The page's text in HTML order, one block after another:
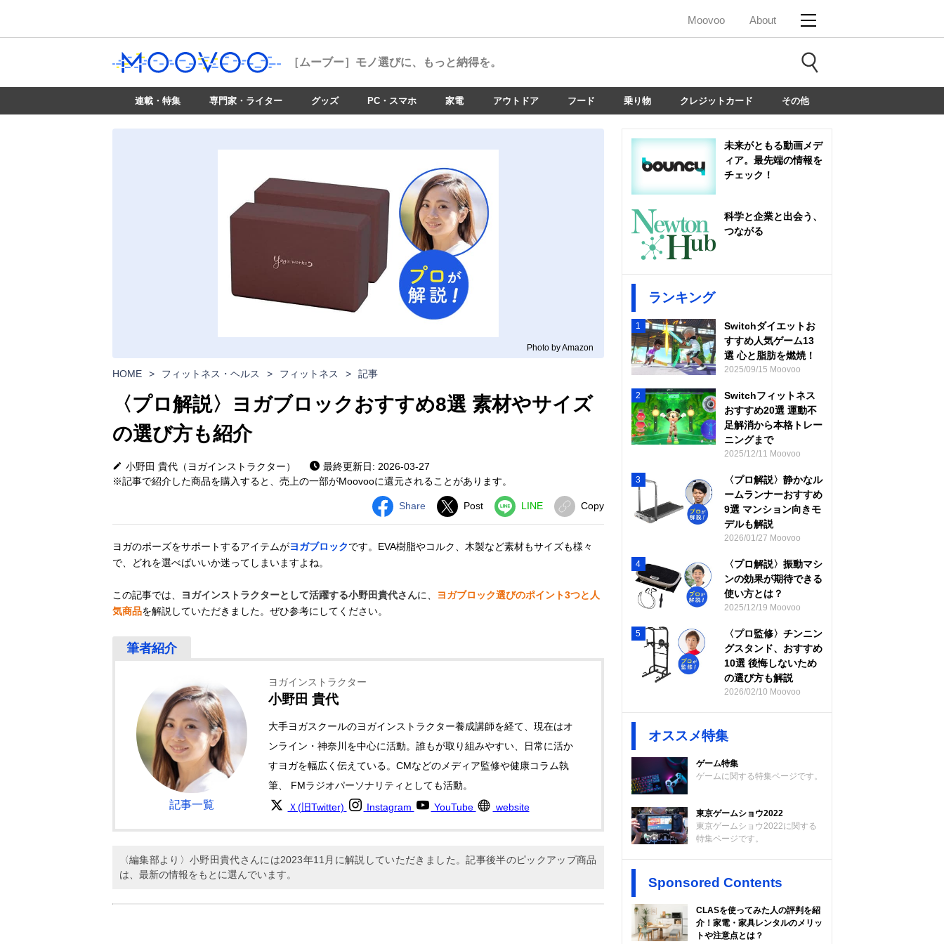
Moovoo About
［ムーブー］ モノ選びに、もっと納得を。
連載・特集 専門家・ライター グッズ PC・スマホ 家電 アウトドア フード 乗り物 クレジットカード その他
Photo by Amazon
HOME > フィットネス・ヘルス > フィットネス > 記事
〈プロ解説〉ヨガブロックおすすめ8選 素材やサイズ
の選び方も紹介
小野田 貴代（ヨガインストラクター）
最終更新日: 2026-03-27
※記事で紹介した商品を購入すると、売上の一部がMoovooに還元されることがあります。
Share Post LINE Copy
ヨガのポーズをサポートするアイテムがヨガブロックです。EVA樹脂やコルク、木製など素材もサイズも様々
で、どれを選べばいいか迷ってしまいますよね。
この記事では、 ヨガインストラクターとして活躍する小野田貴代さんに、
ヨガブロック選びのポイント3つと人
気商品を解説していただきました。ぜひ参考にしてください。
記事一覧
ヨガインストラクター
小野田 貴代
大手ヨガスクールのヨガインストラクター養成講師を経て、現在はオ
ンライン・神奈川を中心に活動。誰もが取り組みやすい、日常に活か
すヨガを幅広く伝えている。CMなどのメディア監修や健康コラム執
筆、 FMラジオパーソナリティとしても活動。
Ｘ(旧Twitter)
Instagram YouTube website
〈編集部より〉小野田貴代さんには2023年11月に解説していただきました。記事後半のピックアップ商品
は、最新の情報をもとに選んでいます。
未来がともる動画メデ
ィア。最先端の情報を
チェック！
科学と企業と出会う、
つながる
ランキング
1
Switchダイエットお
すすめ人気ゲーム13
選 心と脂肪を燃焼！
2025/09/15 Moovoo
2
Switchフィットネス
おすすめ20選 運動不
足解消から本格トレー
ニングまで
2025/12/11 Moovoo
3
〈プロ解説〉静かなル
ームランナーおすすめ
9選 マンション向きモ
デルも解説
2026/01/27 Moovoo
4
〈プロ解説〉振動マシ
ンの効果が期待できる
使い方とは？
2025/12/19 Moovoo
5
〈プロ監修〉チンニン
グスタンド、おすすめ
10選 後悔しないため
の選び方も解説
2026/02/10 Moovoo
オススメ特集
ゲーム特集
ゲームに関する特集ページです。
東京ゲームショウ2022
東京ゲームショウ2022に関する
特集ページです。
Sponsored Contents
CLASを使ってみた人の評判を紹
介！家電・家具レンタルのメリッ
トや注意点とは？